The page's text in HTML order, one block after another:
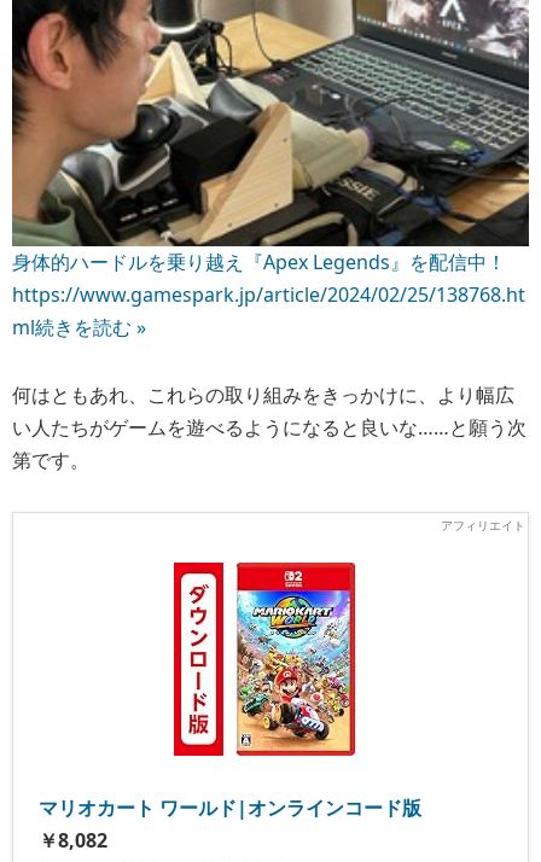
身体的ハードルを乗り越え『Apex Legends』を配信中！
https://www.gamespark.jp/article/2024/02/25/138768.ht
ml続きを読む »
何はともあれ、これらの取り組みをきっかけに、より幅広
い人たちがゲームを遊べるようになると良いな……と願う次
第です。
マリオカート ワールド|オンラインコード版
￥8,082